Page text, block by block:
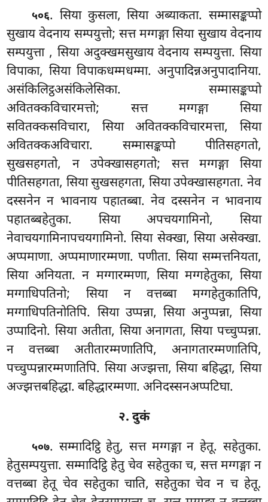
५०६. सिया कुसला, सिया अब्याकता. सम्मासङ्कप्पो
सुखाय वेदनाय सम्पयुत्तो; सत्त मग्गङ्गा सिया सुखाय वेदनाय
सम्पयुत्ता , सिया अदुक्खमसुखाय वेदनाय सम्पयुत्ता. सिया
विपाका, सिया विपाकधम्मधम्मा. अनुपादिन्नअनुपादानिया.
असंकिलिट्ठअसंकिलेसिका. सम्मासङ्कप्पो
अवितक्कविचारमत्तो; सत्त मग्गङ्गा सिया
सवितक्कसविचारा, सिया अवितक्कविचारमत्ता, सिया
अवितक्कअविचारा. सम्मासङ्कप्पो पीतिसहगतो,
सुखसहगतो, न उपेक्खासहगतो; सत्त मग्गङ्गा सिया
पीतिसहगता, सिया सुखसहगता, सिया उपेक्खासहगता. नेव
दस्सनेन न भावनाय पहातब्बा. नेव दस्सनेन न भावनाय
पहातब्बहेतुका. सिया अपचयगामिनो, सिया
नेवाचयगामिनापचयगामिनो. सिया सेक्खा, सिया असेक्खा.
अप्पमाणा. अप्पमाणारम्मणा. पणीता. सिया सम्मत्तनियता,
सिया अनियता. न मग्गारम्मणा, सिया मग्गहेतुका, सिया
मग्गाधिपतिनो; सिया न वत्तब्बा मग्गहेतुकातिपि,
मग्गाधिपतिनोतिपि. सिया उप्पन्ना, सिया अनुप्पन्ना, सिया
उप्पादिनो. सिया अतीता, सिया अनागता, सिया पच्चुप्पन्ना.
न वत्तब्बा अतीतारम्मणातिपि, अनागतारम्मणातिपि,
पच्चुप्पन्नारम्मणातिपि. सिया अज्झत्ता, सिया बहिद्धा, सिया
अज्झत्तबहिद्धा. बहिद्धारम्मणा. अनिदस्सनअप्पटिघा.
२. दुकं
५०७. सम्मादिट्ठिहेतु, सत्त मग्गङ्गा न हेतू. सहेतुका.
हेतुसम्पयुत्ता. सम्मादिट्ठि हेतु चेव सहेतुका च, सत्त मग्गङ्गा न
वत्तब्बा हेतू चेव सहेतुका चाति, सहेतुका चेव न च हेतू.